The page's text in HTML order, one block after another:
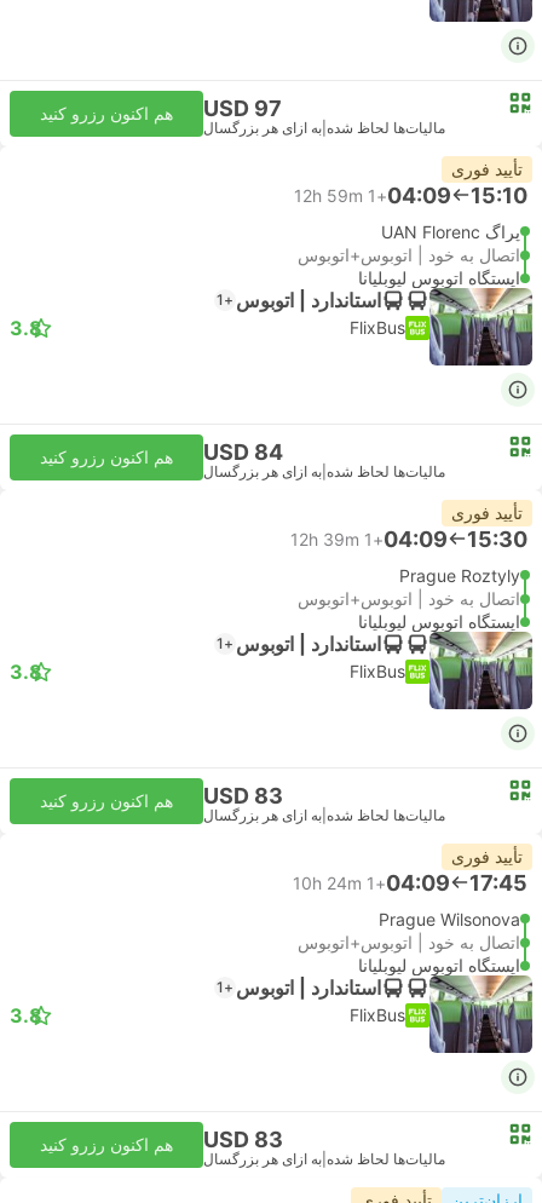
USD 97
مالیات‌ها لحاظ شده به ازای هر بزرگسال
هم اکنون رزرو کنید
تأیید فوری
15:10
04:09
+1
12h 59m
پراگ UAN Florenc
اتصال به خود | اتوبوس+اتوبوس
ایستگاه اتوبوس لیوبلیانا
استاندارد | اتوبوس +1
FlixBus
3.8
USD 84
مالیات‌ها لحاظ شده به ازای هر بزرگسال
هم اکنون رزرو کنید
تأیید فوری
15:30
04:09
+1
12h 39m
Prague Roztyly
اتصال به خود | اتوبوس+اتوبوس
ایستگاه اتوبوس لیوبلیانا
استاندارد | اتوبوس +1
FlixBus
3.8
USD 83
مالیات‌ها لحاظ شده به ازای هر بزرگسال
هم اکنون رزرو کنید
تأیید فوری
17:45
04:09
+1
10h 24m
Prague Wilsonova
اتصال به خود | اتوبوس+اتوبوس
ایستگاه اتوبوس لیوبلیانا
استاندارد | اتوبوس +1
FlixBus
3.8
USD 83
مالیات‌ها لحاظ شده به ازای هر بزرگسال
هم اکنون رزرو کنید